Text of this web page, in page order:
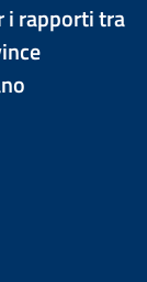
i rapporti tra